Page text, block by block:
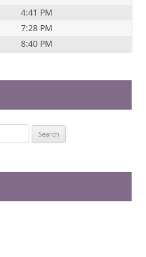
4:41 PM
7:28 PM
8:40 PM